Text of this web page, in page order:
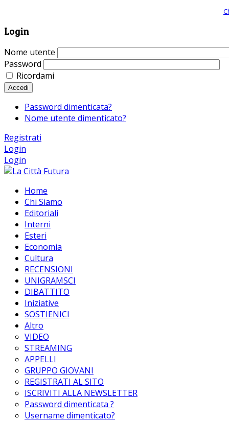
Login
Nome utente
Password
Ricordami
Accedi
Password dimenticata?
Nome utente dimenticato?
Registrati
Login
Login
Home
Chi Siamo
Editoriali
Interni
Esteri
Economia
Cultura
RECENSIONI
UNIGRAMSCI
DIBATTITO
Iniziative
SOSTIENICI
Altro
VIDEO
STREAMING
APPELLI
GRUPPO GIOVANI
REGISTRATI AL SITO
ISCRIVITI ALLA NEWSLETTER
Password dimenticata ?
Username dimenticato?